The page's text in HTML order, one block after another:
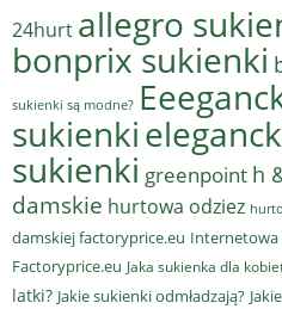
24hurt allegro
bonprix sukienki
sukienki są modne?
sukienki
sukienki greenpoint h
damskie hurtowa odziez
damskiej factoryprice.eu Internetowa
Factoryprice.eu Jaka sukienka dla
latki? Jakie sukienki odmładzają?